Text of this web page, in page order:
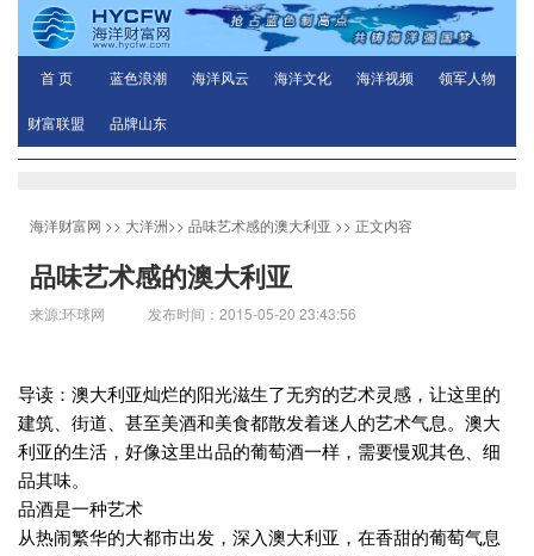
首 页 蓝色浪潮 海洋风云 海洋文化 海洋视频 领军人物
财富联盟 品牌山东
海洋财富网 >> 大洋洲>> 品味艺术感的澳大利亚 >> 正文内容
品味艺术感的澳大利亚
来源:环球网 发布时间：2015-05-20 23:43:56
导读：澳大利亚灿烂的阳光滋生了无穷的艺术灵感，让这里的
建筑、街道、甚至美酒和美食都散发着迷人的艺术气息。澳大
利亚的生活，好像这里出品的葡萄酒一样，需要慢观其色、细
品其味。
品酒是一种艺术
从热闹繁华的大都市出发，深入澳大利亚，在香甜的葡萄气息